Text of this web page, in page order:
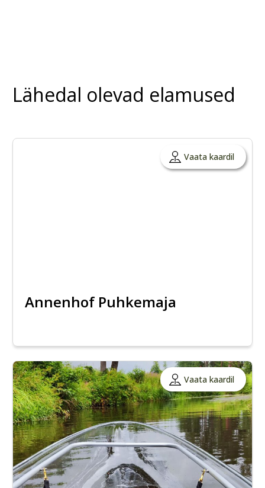
Lähedal olevad elamused
Vaata kaardil
Annenhof Puhkemaja
Vaata kaardil